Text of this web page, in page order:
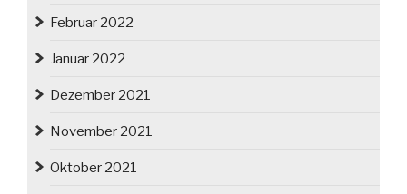
Februar 2022
Januar 2022
Dezember 2021
November 2021
Oktober 2021